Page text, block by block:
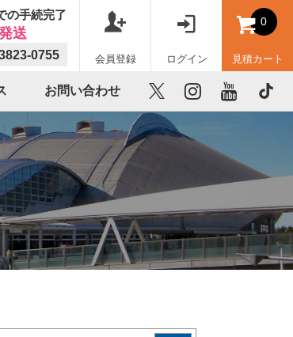
の手続完了
送
0755 会員登録 ログイン
0
見積カート
お問い合わせ X instagram youtube TikTok